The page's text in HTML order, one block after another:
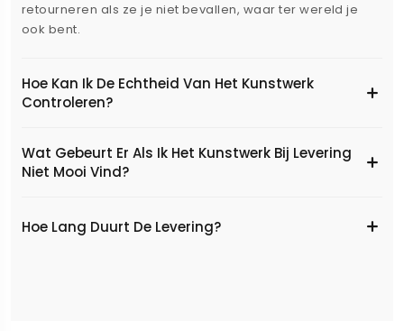
retourneren als ze je niet bevallen, waar ter wereld je
ook bent.
Hoe Kan Ik De Echtheid Van Het Kunstwerk
Controleren?
Wat Gebeurt Er Als Ik Het Kunstwerk Bij Levering
Niet Mooi Vind?
Hoe Lang Duurt De Levering?